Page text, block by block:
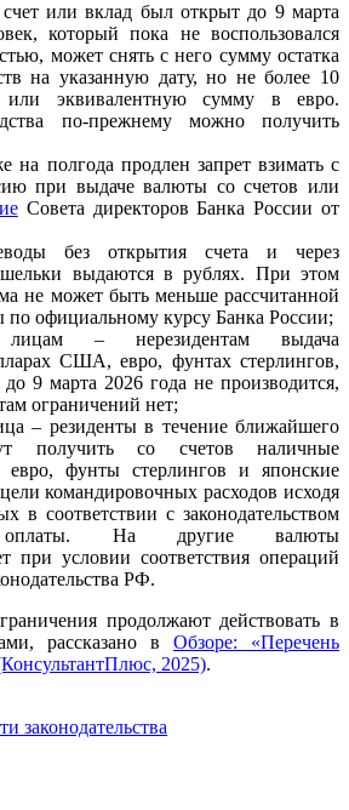
или вклад был открыт до 9 марта
который пока не воспользовался
может снять с него сумму остатка
на указанную дату, но не более 10
или эквивалентную сумму в евро.
по-прежнему можно получить
на полгода продлен запрет взимать с
при выдаче валюты со счетов или
Совета директоров Банка России от
без открытия счета и через
выдаются в рублях. При этом
не может быть меньше рассчитанной
по официальному курсу Банка России;
лицам – нерезидентам выдача
США, евро, фунтах стерлингов,
9 марта 2026 года не производится,
ограничений нет;
– резиденты в течение ближайшего
получить со счетов наличные
фунты стерлингов и японские
командировочных расходов исходя
в соответствии с законодательством
оплаты. На другие валюты
при условии соответствия операций
РФ.
продолжают действовать в
рассказано в Обзоре: «Перечень
2025).
законодательства